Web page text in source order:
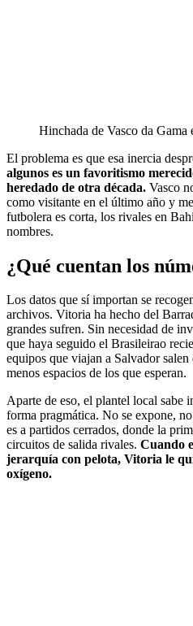
Hinchada de Vasco da Gama
El problema es que esa inercia
algunos es un favoritismo
heredado de otra década. Vasco
como visitante en el último año y
futbolera es corta, los rivales en
nombres.
¿Qué cuentan los
Los datos que sí importan se
archivos. Vitoria ha hecho del
grandes sufren. Sin necesidad de
que haya seguido el Brasileirao
equipos que viajan a Salvador
menos espacios de los que esperan.
Aparte de eso, el plantel local sabe
forma pragmática. No se expone,
es a partidos cerrados, donde la
circuitos de salida rivales. Cuando
jerarquía con pelota, Vitoria le
oxígeno.